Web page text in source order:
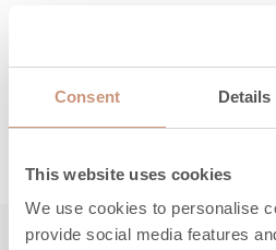
Consent Details
This website uses cookies
We use cookies to personalise
provide social media features
varaosaosapalvelun
LUE LISÄÄ